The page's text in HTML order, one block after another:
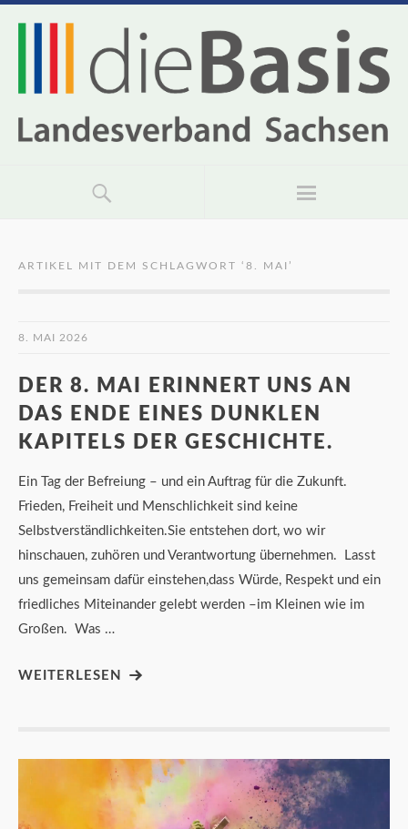
ARTIKEL MIT DEM SCHLAGWORT ‘ 8. MAI ’
8. MAI 2026
DER 8. MAI ERINNERT UNS AN
DAS ENDE EINES DUNKLEN
KAPITELS DER GESCHICHTE.
Ein Tag der Befreiung – und ein Auftrag für die Zukunft.
Frieden, Freiheit und Menschlichkeit sind keine
Selbstverständlichkeiten.Sie entstehen dort, wo wir
hinschauen, zuhören und Verantwortung übernehmen. Lasst
uns gemeinsam dafür einstehen,dass Würde, Respekt und ein
friedliches Miteinander gelebt werden –im Kleinen wie im
Großen. Was …
WEITERLESEN